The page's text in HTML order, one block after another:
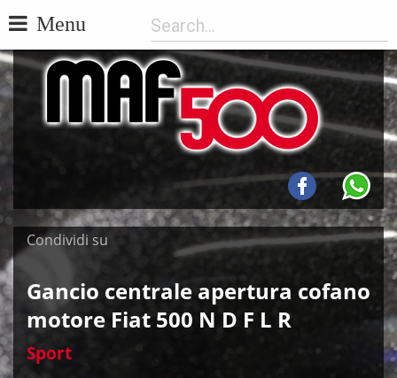
Menu
Condividi su
Gancio centrale apertura cofano
motore Fiat 500 N D F L R
Sport